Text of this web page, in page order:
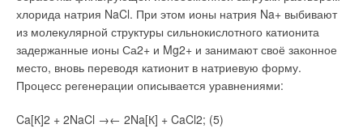
хлорида натрия NaCl. При этом ионы натрия Na+ выбивают
из молекулярной структуры сильнокислотного катионита
задержанные ионы Са2+ и Mg2+ и занимают своё законное
место, вновь переводя катионит в натриевую форму.
Процесс регенерации описывается уравнениями:
Ca[К]2 + 2NaCl →← 2Na[К] + CaCl2; (5)
газы.
Сифоны, выпуски, трапы и переливы должны
соответствовать ГОСТ 23289–2016 [1], который содержит
набор норм и перечень требований, предъявляемых
техническая водосливная арматура должна быть
электрохимических процессов, определяемых разницей
потенциалов на поверхности металла и возникновением
электрического тока, протекающего в жидкой среде
(электролите). При этом отдельные участки внутренней
поверхности трубопровода образуют своеобразный
гальванический элемент, по своей функциональности
к возникновению коррозионных разрушений. На активность